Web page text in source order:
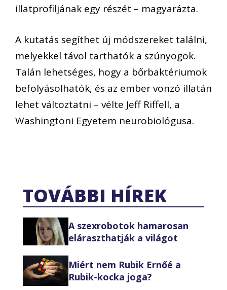
illatprofiljának egy részét – magyarázta.
A kutatás segíthet új módszereket találni,
melyekkel távol tarthatók a szúnyogok.
Talán lehetséges, hogy a bőrbaktériumok
befolyásolhatók, és az ember vonzó illatán
lehet változtatni – vélte Jeff Riffell, a
Washingtoni Egyetem neurobiológusa.
TOVÁBBI HÍREK
A szexrobotok hamarosan
eláraszthatják a világot
Miért nem Rubik Ernőé a
Rubik-kocka joga?